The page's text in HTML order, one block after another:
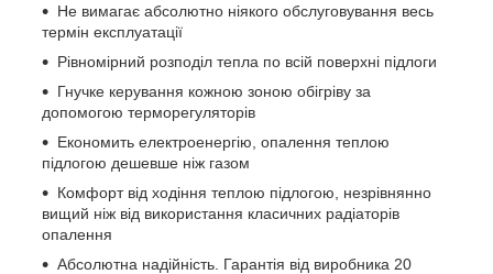
Не вимагає абсолютно ніякого обслуговування весь
термін експлуатації
Рівномірний розподіл тепла по всій поверхні підлоги
Гнучке керування кожною зоною обігріву за
допомогою терморегуляторів
Економить електроенергію, опалення теплою
підлогою дешевше ніж газом
Комфорт від ходіння теплою підлогою, незрівнянно
вищий ніж від використання класичних радіаторів
опалення
Абсолютна надійність. Гарантія від виробника 20